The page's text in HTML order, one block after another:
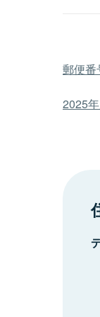
郵便番
2025